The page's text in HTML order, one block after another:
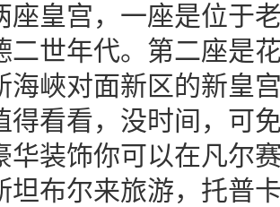
座皇宫，一座是位于
二世年代。第二座是
海峽对面新区的新皇
得看看，没时间，可
华装饰你可以在凡尔
坦布尔来旅游，托普